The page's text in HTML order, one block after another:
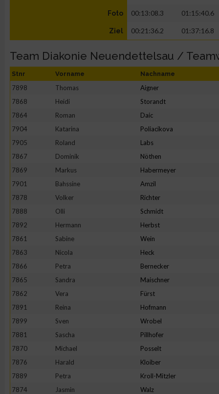
Foto 00:13:08.3 01:15:40.6
Ziel 00:21:36.2 01:37:16.8
Team Diakonie Neuendettelsau /
Stnr Vorname Nachname
7898 Thomas Aigner
7868
Heidi Storandt
7864
Roman Daic
7904
Katarina Poliacikova
7905
Roland Labs
7867
Dominik Nöthen
7869
Markus Habermeyer
7901
Bahssine Amzil
7878
Volker Richter
7888
Olli Schmidt
7892
Hermann Herbst
7861
Sabine Wein
7863
Nicola Heck
7866
Petra Bernecker
7865
Sandra Maischner
7862
Vera Fürst
7891
Reina Hofmann
7899
Sven Wrobel
7881
Sascha Pillhofer
7870
Michael Posselt
7876
Harald Kloiber
7889
Petra Kroll-Mitzler
7874
Jasmin Walz